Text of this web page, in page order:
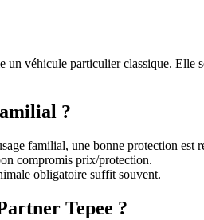
un véhicule particulier classique.
?
familial, une bonne protection est
compromis prix/protection.
obligatoire suffit souvent.
Tepee ?